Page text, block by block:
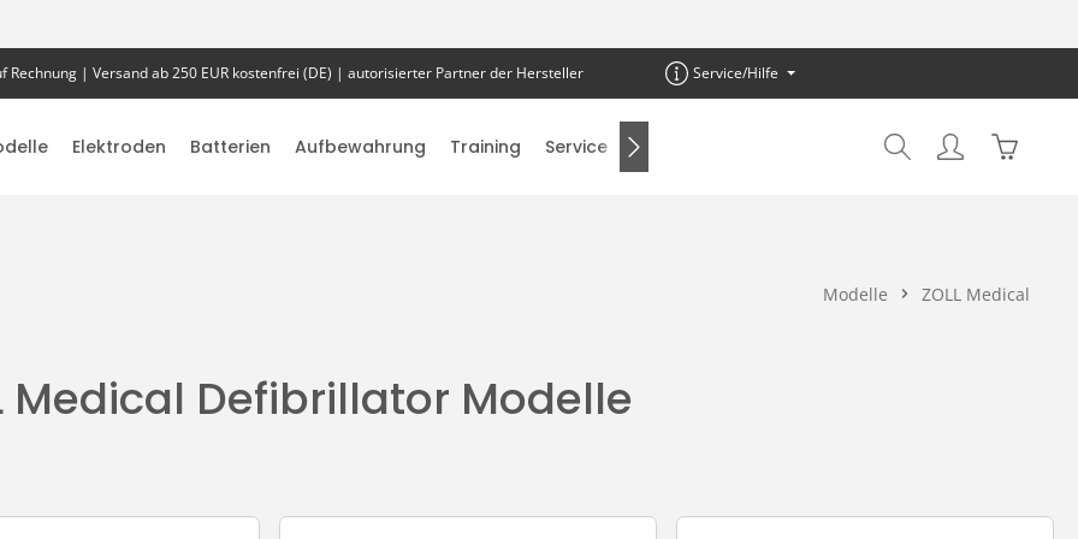
Rechnung | Versand ab 250 EUR kostenfrei (DE) | autorisierter Partner der Hersteller Service/Hilfe
Elektroden Batterien Aufbewahrung Training Service SALE %
Modelle ZOLL Medical
Medical Defibrillator Modelle